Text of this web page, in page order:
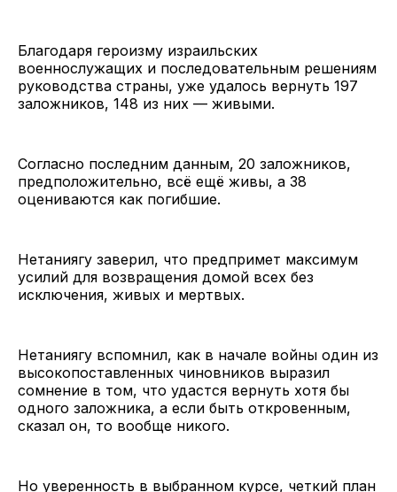
Благодаря героизму израильских
военнослужащих и последовательным решениям
руководства страны, уже удалось вернуть 197
заложников, 148 из них — живыми.
Согласно последним данным, 20 заложников,
предположительно, всё ещё живы, а 38
оцениваются как погибшие.
Нетаниягу заверил, что предпримет максимум
усилий для возвращения домой всех без
исключения, живых и мертвых.
Нетаниягу вспомнил, как в начале войны один из
высокопоставленных чиновников выразил
сомнение в том, что удастся вернуть хотя бы
одного заложника, а если быть откровенным,
сказал он, то вообще никого.
Но уверенность в выбранном курсе, четкий план